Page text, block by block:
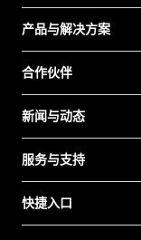
产品与解决方案
合作伙伴
新闻与动态
服务与支持
快捷入口